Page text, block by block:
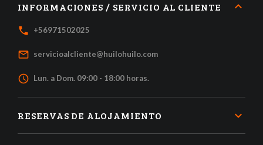
INFORMACIONES / SERVICIO AL CLIENTE
local_phone +56971502025
mail_outline servicioalcliente@huilohuilo.com
access_time Lun. a Dom. 09:00 - 18:00 horas.
RESERVAS DE ALOJAMIENTO